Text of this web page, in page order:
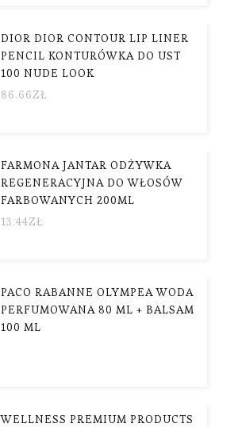
DIOR DIOR CONTOUR LIP LINER
PENCIL KONTURÓWKA DO UST
100 NUDE LOOK
86.66ZŁ
FARMONA JANTAR ODŻYWKA
REGENERACYJNA DO WŁOSÓW
FARBOWANYCH 200ML
13.44ZŁ
PACO RABANNE OLYMPEA WODA
PERFUMOWANA 80 ML + BALSAM
100 ML
WELLNESS PREMIUM PRODUCTS